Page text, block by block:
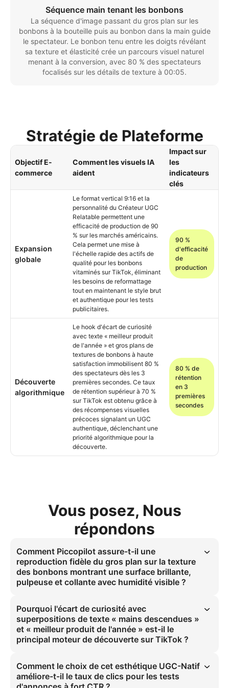
Séquence main tenant les bonbons
La séquence d'image passant du gros plan sur les
bonbons à la bouteille puis au bonbon dans la main guide
le spectateur. Le bonbon tenu entre les doigts révélant
sa texture et élasticité crée un parcours visuel naturel
menant à la conversion, avec 80 % des spectateurs
focalisés sur les détails de texture à 00:05.
Stratégie de Plateforme
Objectif E-
commerce
Comment les visuels IA
aident
Impact sur
les
indicateurs
clés
Expansion
globale
Le format vertical 9:16 et la
personnalité du Créateur UGC
Relatable permettent une
efficacité de production de 90
% sur les marchés américains.
Cela permet une mise à
l'échelle rapide des actifs de
qualité pour les bonbons
vitaminés sur TikTok, éliminant
les besoins de reformattage
tout en maintenant le style brut
et authentique pour les tests
publicitaires.
90 %
d'efficacité
de
production
Découverte
algorithmique
Le hook d'écart de curiosité
avec texte « meilleur produit
de l'année » et gros plans de
textures de bonbons à haute
satisfaction immobilisent 80 %
des spectateurs dès les 3
premières secondes. Ce taux
de rétention supérieur à 70 %
sur TikTok est obtenu grâce à
des récompenses visuelles
précoces signalant un UGC
authentique, déclenchant une
priorité algorithmique pour la
découverte.
80 % de
rétention
en 3
premières
secondes
Vous posez, Nous
répondons
Comment Piccopilot assure-t-il une
reproduction fidèle du gros plan sur la texture
des bonbons montrant une surface brillante,
pulpeuse et collante avec humidité visible ?
éclairage naturel lumineux pour capturer des surfaces brillantes,
pulpeuses et collantes avec humidité visible. Cette technique utilise
un cadre vertical 9:16 et des gros plans macro précis. 90 % des
spectateurs ressentent la texture, augmentant le taux de clics de 25
% dans les tests publicitaires TikTok sur les bonbons santé,
Pourquoi l'écart de curiosité avec
superpositions de texte « mains descendues »
et « meilleur produit de l'année » est-il le
principal moteur de découverte sur TikTok ?
l'année » génère 80 % de l'engagement initial sur TikTok. Il exploite
la peur de manquer et immobilise 80 % des spectateurs pendant les
3 premières secondes, devenant ainsi le principal moteur de
Comment le choix de cet esthétique UGC-Natif
améliore-t-il le taux de clics pour les tests